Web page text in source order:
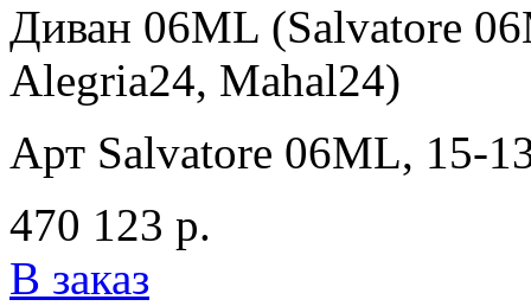
Диван 06ML (Salvatore
Alegria24, Mahal24)
Арт Salvatore 06ML, 15-
470 123 р.
В заказ